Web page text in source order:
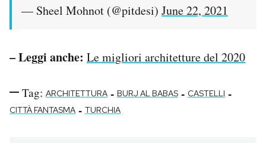
— Sheel Mohnot (@pitdesi) June 22, 2021
– Leggi anche: Le migliori architetture del 2020
Tag: ARCHITETTURA - BURJ AL BABAS - CASTELLI -
CITTÀ FANTASMA - TURCHIA